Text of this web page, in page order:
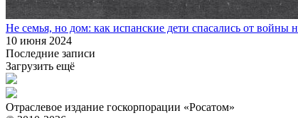
Не семья, но дом: как испанские дети спасались от войны
10 июня 2024
Последние записи
Загрузить ещё
Отраслевое издание госкорпорации «Росатом»